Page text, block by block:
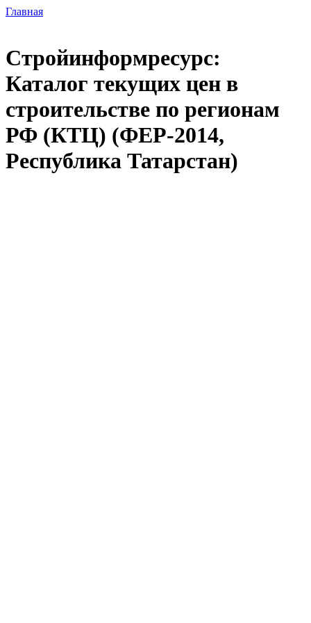
Главная
Стройинформресурс:
Каталог текущих цен в
строительстве по регионам
РФ (КТЦ) (ФЕР-2014,
Республика Татарстан)